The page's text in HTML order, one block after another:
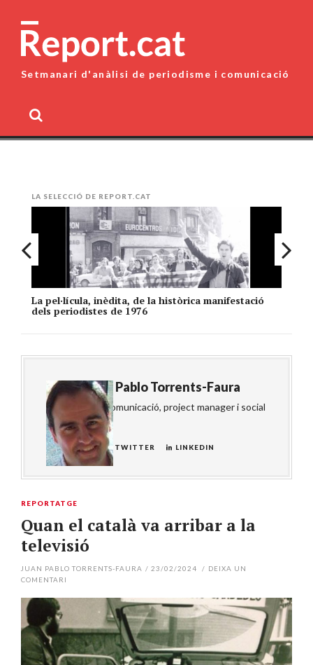
content
Setmanari d'anàlisi de periodisme i comunicació
LA SELECCIÓ DE REPORT.CAT
La pel·lícula, inèdita, de la històrica manifestació
dels periodistes de 1976
AboutJuan Pablo Torrents-Faura
Consultor de comunicació, project manager i social
media
WEBSITE TWITTER LINKEDIN
REPORTATGE
Quan el català va arribar a la
televisió
JUAN PABLO TORRENTS-FAURA / 23/02/2024 / DEIXA UN
COMENTARI